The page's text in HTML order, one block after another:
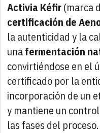
Activia Kéfir(marca
certificación de
la autenticidad y la
unafermentación
convirtiéndose en el
certificado por la
incorporación de un
y mantiene un
las fases del proceso.